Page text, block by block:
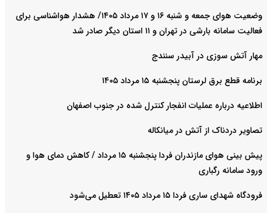
وضعیت هوای جمعه و شنبه ۱۶ و ۱۷ مرداد ۱۴۰۵/ هشدار هواشناسی برای
فعالیت سامانه بارشی در تهران و ۱۱ استان دیگر صادر شد
مهار آتش سوزی در آبیدر سنندج
برنامه قطع برق لرستان پنجشنبه ۱۵ مرداد ۱۴۰۵
اطلاعیه درباره عملیات انفجار کنترل شده در جنوب اصفهان
تصاویر دردناک از آتش در میانکاله
پیش بینی هوای مازندران فردا پنجشنبه ۱۵ مرداد / کاهش دمای هوا و
ورود سامانه رگباری
فرودگاه شهدای ساری فردا ۱۵ مرداد ۱۴۰۵ تعطیل می‌شود